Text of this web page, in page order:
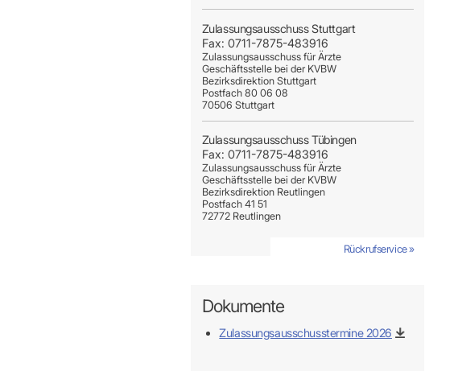
Rückrufservice »
Rückrufservice »
Rückrufservice »
Rückrufservice »
Rückrufservice »
Rückrufservice »
Rückrufservice »
Zulassungsausschuss Stuttgart
Fax: 0711-7875-483916
Zulassungsausschuss für Ärzte
Geschäftsstelle bei der KVBW
Bezirksdirektion Stuttgart
Postfach 80 06 08
70506 Stuttgart
Rückrufservice »
Zulassungsausschuss Tübingen
Fax: 0711-7875-483916
Zulassungsausschuss für Ärzte
Geschäftsstelle bei der KVBW
Bezirksdirektion Reutlingen
Postfach 41 51
72772 Reutlingen
Rückrufservice »
Dokumente
Zulassungsausschusstermine 2026